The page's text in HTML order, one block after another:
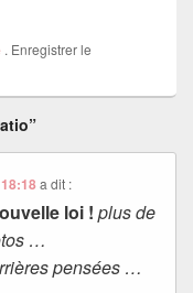
. Enregistrer le
a dit :
loi ! plus de
…
pensées …